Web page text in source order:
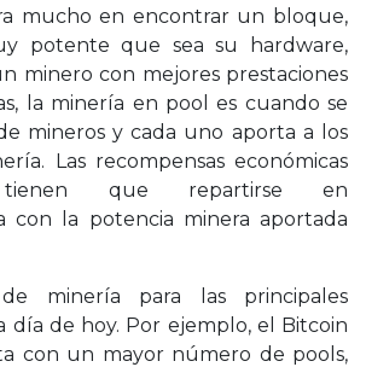
mucho en encontrar un bloque,
potente que sea su hardware,
minero con mejores prestaciones
la minería en pool es cuando se
mineros y cada uno aporta a los
Las recompensas económicas
tienen que repartirse en
con la potencia minera aportada
minería para las principales
día de hoy. Por ejemplo, el Bitcoin
con un mayor número de pools,